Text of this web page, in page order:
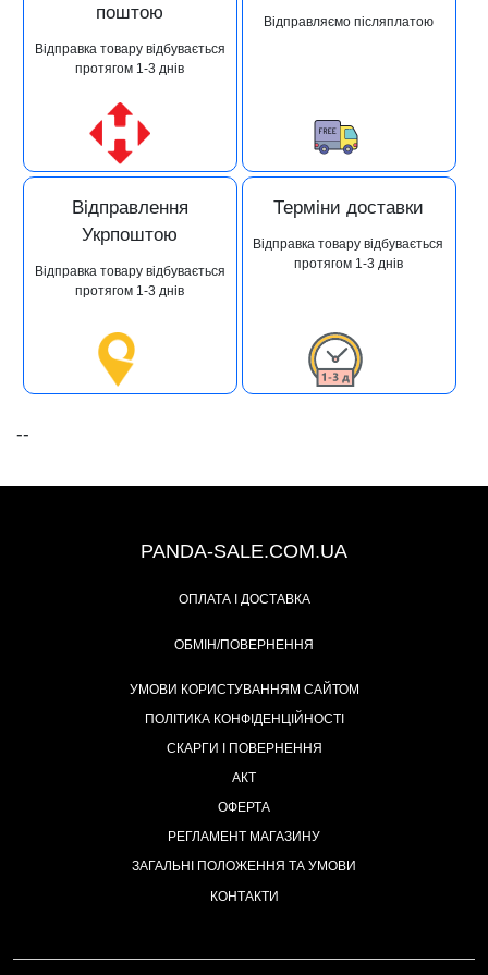
поштою
Відправка товару відбувається
протягом 1-3 днів
Відправляємо післяплатою
Відправлення
Укрпоштою
Відправка товару відбувається
протягом 1-3 днів
Терміни доставки
Відправка товару відбувається
протягом 1-3 днів
--
PANDA-SALE.COM.UA
ОПЛАТА І ДОСТАВКА
ОБМІН/ПОВЕРНЕННЯ
УМОВИ КОРИСТУВАННЯМ САЙТОМ
ПОЛІТИКА КОНФІДЕНЦІЙНОСТІ
СКАРГИ І ПОВЕРНЕННЯ
АКТ
ОФЕРТА
РЕГЛАМЕНТ МАГАЗИНУ
ЗАГАЛЬНІ ПОЛОЖЕННЯ ТА УМОВИ
КОНТАКТИ